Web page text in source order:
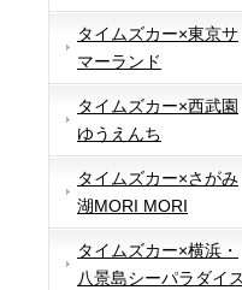
タイムズカー×東京サ
マーランド
タイムズカー×西武園
ゆうえんち
タイムズカー×さがみ
湖MORI MORI
タイムズカー×横浜・
八景島シーパラダイス